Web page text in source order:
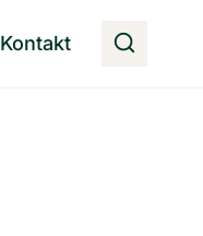
Kontakt